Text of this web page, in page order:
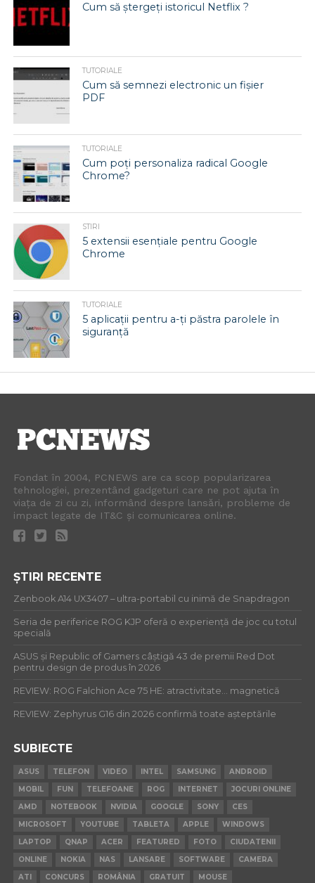
Cum să ștergeți istoricul Netflix ?
TUTORIALE
Cum să semnezi electronic un fișier
PDF
TUTORIALE
Cum poți personaliza radical Google
Chrome?
STIRI
5 extensii esențiale pentru Google
Chrome
TUTORIALE
5 aplicații pentru a-ți păstra parolele în
siguranță
Fondat în 2004, PCNEWS are ca scop popularizarea
tehnologiei, prezentând gadgeturi care ne pot ajuta în
viața de zi cu zi, informând despre lansări, probleme de
impact legate de IT&C și comunicarea online.
ȘTIRI RECENTE
Zenbook A14 UX3407 – ultra-portabil cu inimă de Snapdragon
Seria de periferice ROG KJP oferă o experiență de joc cu totul
specială
ASUS și Republic of Gamers câștigă 43 de premii Red Dot
pentru design de produs în 2026
REVIEW: ROG Falchion Ace 75 HE: atractivitate… magnetică
REVIEW: Zephyrus G16 din 2026 confirmă toate așteptările
SUBIECTE
ASUS TELEFON VIDEO INTEL SAMSUNG
ANDROID
MOBIL
FUN TELEFOANE ROG INTERNET
JOCURI ONLINE
AMD
NOTEBOOK NVIDIA GOOGLE SONY
CES
MICROSOFT
YOUTUBE TABLETA APPLE
WINDOWS
LAPTOP
QNAP ACER FEATURED FOTO
CIUDATENII
ONLINE
NOKIA NAS LANSARE SOFTWARE
CAMERA
ATI
CONCURS ROMÂNIA GRATUIT MOUSE